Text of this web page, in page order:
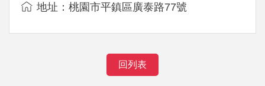
地址：桃園市平鎮區廣泰路77號
回列表